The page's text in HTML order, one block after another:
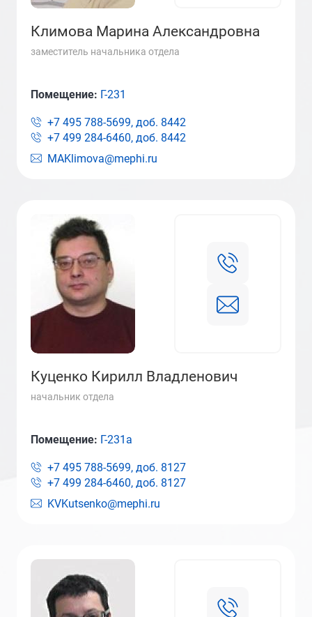
Климова Марина Александровна
заместитель начальника отдела
MAKlimova@mephi.ru
Помещение: Г-231
+7 495 788-5699, доб. 8442
+7 499 284-6460, доб. 8442
Куценко Кирилл Владленович
начальник отдела
KVKutsenko@mephi.ru
Помещение: Г-231а
+7 495 788-5699, доб. 8127
+7 499 284-6460, доб. 8127